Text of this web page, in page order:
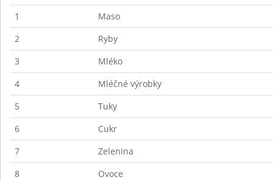
1
Maso
2
Ryby
3
Mléko
4
Mléčné výrobky
5
Tuky
6
Cukr
7
Zelenina
8
Ovoce